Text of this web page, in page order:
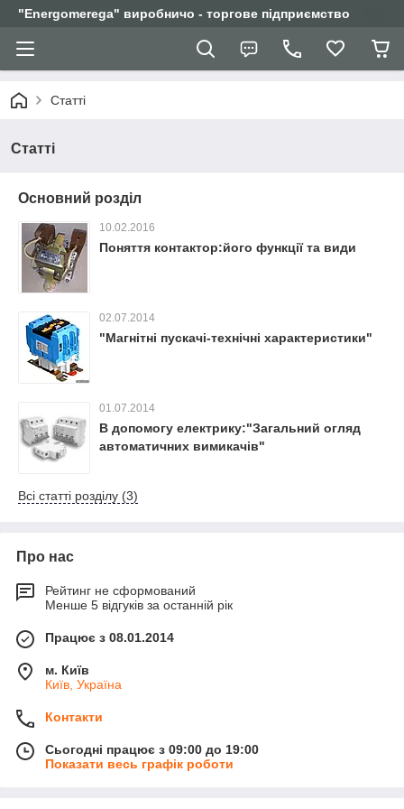
"Еnergomerega" виробничо - торгове підприємство
Статті
Статті
Основний розділ
10.02.2016
Поняття контактор:його функції та види
02.07.2014
"Магнітні пускачі-технічні характеристики"
01.07.2014
В допомогу електрику:"Загальний огляд
автоматичних вимикачів"
Всі статті розділу (3)
Про нас
Рейтинг не сформований
Менше 5 відгуків за останній рік
Працює з 08.01.2014
м. Київ
Київ, Україна
Контакти
Сьогодні працює з 09:00 до 19:00
Показати весь графік роботи